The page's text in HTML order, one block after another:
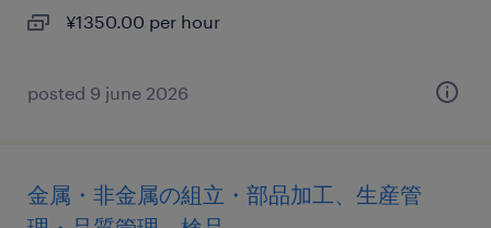
¥1350.00 per hour
posted 9 june 2026
金属・非金属の組立・部品加工、生産管